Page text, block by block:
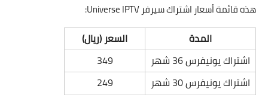
هذه قائمة أسعار اشتراك سيرفر Universe IPTV:
المدة
السعر (ريال)
اشتراك يونيفرس 36 شهر
349
اشتراك يونيفرس 30 شهر
249